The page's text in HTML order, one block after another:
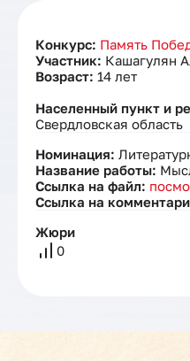
Конкурс: Память
Участник: Кашагулян
Возраст: 14 лет
Населенный пункт и
Свердловская область
Номинация:
Название работы:
Ссылка на файл:
Ссылка на
Жюри
0